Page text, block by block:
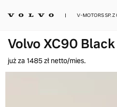
V-MOTORS SP. Z
Volvo XC90
już za 1485 zł netto/mies.